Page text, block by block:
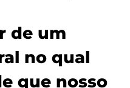
de um
no qual
que nosso